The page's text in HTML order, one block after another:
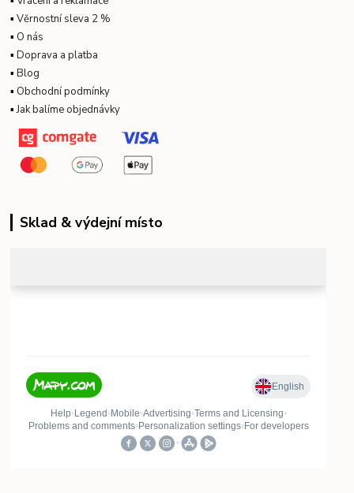
▪Věrnostní sleva 2 %
▪ O nás
▪Doprava a platba
▪Blog
▪ Obchodní podmínky
▪Jak balíme objednávky
Sklad & výdejní místo